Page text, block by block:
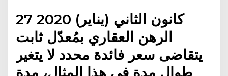
27 كانون الثاني (يناير) 2020
الرهن العقاري بمُعدّل ثابت
يتقاضى سعر فائدة محدد لا يتغير
طوال مدة في هذا المثال، مدة